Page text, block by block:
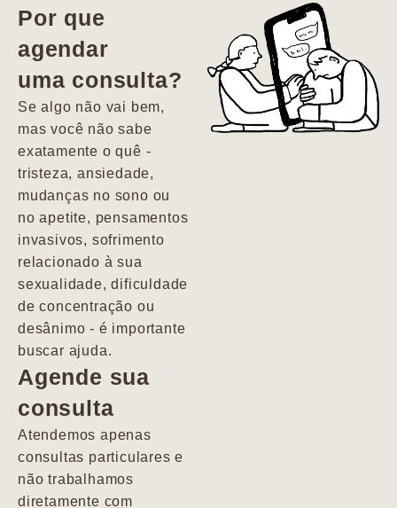
vida. Ela me
encontrou num
estado misto de
depressão e
agitação com
pensamentos
Por que
agendar
uma consulta?
Se algo não vai bem,
mas você não sabe
exatamente o quê -
tristeza, ansiedade,
mudanças no sono ou
no apetite, pensamentos
invasivos, sofrimento
relacionado à sua
sexualidade, dificuldade
de concentração ou
desânimo - é importante
buscar ajuda.
Agende sua
consulta
Atendemos apenas
consultas particulares e
não trabalhamos
diretamente com